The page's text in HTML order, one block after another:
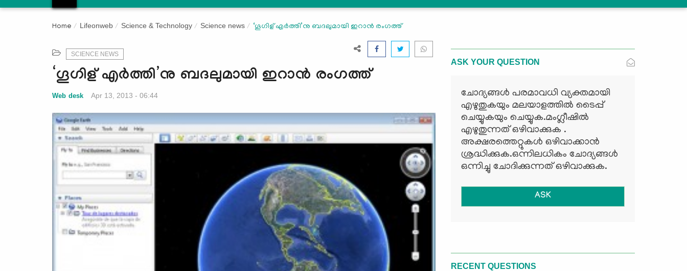
Home Lifeonweb Science & Technology Science news ‘ഗൂഗിള് ‍എര്‍ത്തി’നു ബദലുമായി ഇറാന്‍ രംഗത്ത്
SCIENCE NEWS
‘ഗൂഗിള് ‍എര്‍ത്തി’നു ബദലുമായി ഇറാന്‍ രംഗത്ത്
Web desk Apr 13, 2013 - 06:44
ASK YOUR QUESTION
ചോദ്യങ്ങള്‍ പരമാവധി വ്യക്തമായി
എഴുതുകയും മലയാളത്തില്‍ ടൈപ്പ്
ചെയ്യുകയും ചെയ്യുക.മംഗ്ലീഷില്‍
എഴുതുന്നത് ഒഴിവാക്കുക .
അക്ഷരത്തെറ്റുകള്‍ ഒഴിവാക്കാന്‍
ശ്രദ്ധിക്കുക.ഒന്നിലധികം ചോദ്യങ്ങള്‍
ഒന്നിച്ചു ചോദിക്കുന്നത് ഒഴിവാക്കുക.
ASK
RECENT QUESTIONS